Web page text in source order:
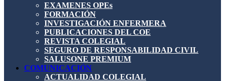
EXAMENES OPEs
FORMACIÓN
INVESTIGACIÓN ENFERMERA
PUBLICACIONES DEL COE
REVISTA COLEGIAL
SEGURO DE RESPONSABILIDAD CIVIL
SALUSONE PREMIUM
COMUNICACIÓN
ACTUALIDAD COLEGIAL